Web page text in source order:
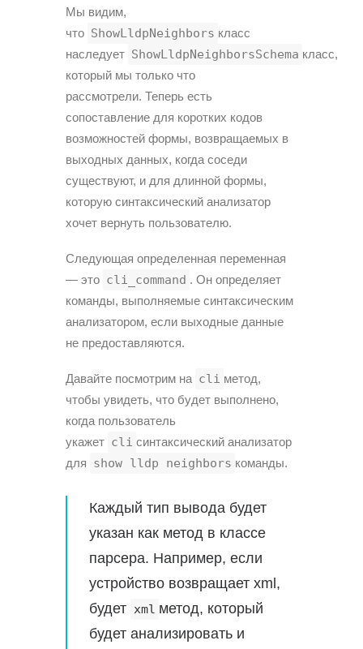
Мы видим,
что ShowLldpNeighbors класс
наследует ShowLldpNeighborsSchema класс,
который мы только что
рассмотрели. Теперь есть
сопоставление для коротких кодов
возможностей формы, возвращаемых в
выходных данных, когда соседи
существуют, и для длинной формы,
которую синтаксический анализатор
хочет вернуть пользователю.
Следующая определенная переменная
— это cli_command . Он определяет
команды, выполняемые синтаксическим
анализатором, если выходные данные
не предоставляются.
Давайте посмотрим на cli метод,
чтобы увидеть, что будет выполнено,
когда пользователь
укажет cli синтаксический анализатор
для show lldp neighbors команды.
Каждый тип вывода будет
указан как метод в классе
парсера. Например, если
устройство возвращает xml,
будет xml метод, который
будет анализировать и